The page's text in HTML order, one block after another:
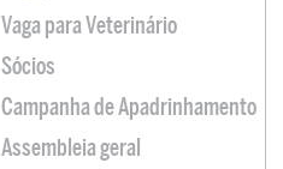
Vaga para Veterinário
Sócios
Campanha de Apadrinhamento
Assembleia geral